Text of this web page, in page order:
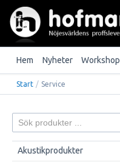
Hem Nyheter Workshop
Start / Service
Akustikprodukter